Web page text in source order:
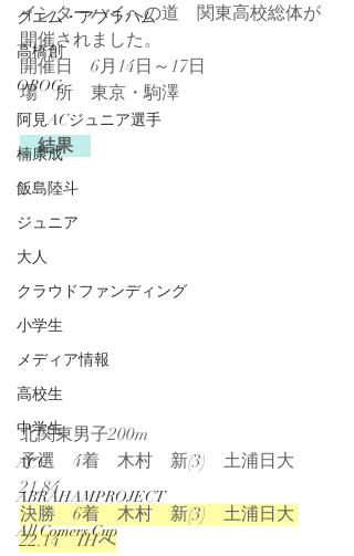
グエム・アブラハム
高橋創
OBOG
阿見ACジュニア選手
楠康成
飯島陸斗
ジュニア
大人
クラウドファンディング
小学生
メディア情報
高校生
中学生
ACC
ABRAHAMPROJECT
All Comers Cup
インターハイへの道　関東高校総体が
開催されました。
開催日　6月14日～17日
場　所　東京・駒澤
結果
北関東男子200m
予選　4着　木村　新(3)　土浦日大
21.84
決勝　6着　木村　新(3)　土浦日大
22.14　IHへ